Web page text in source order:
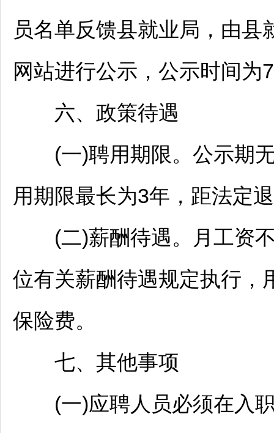
员名单反馈县就业局，由县
网站进行公示，公示时间为
六、政策待遇
(一)聘用期限。公示期无
用期限最长为3年，距法定
(二)薪酬待遇。月工资不
位有关薪酬待遇规定执行，
保险费。
七、其他事项
(一)应聘人员必须在入职